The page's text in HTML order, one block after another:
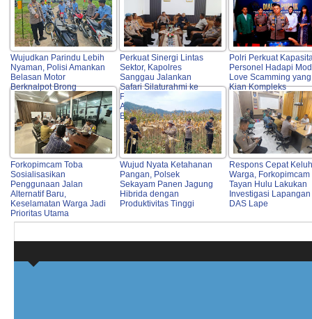
Wujudkan Parindu Lebih
Nyaman, Polisi Amankan
Belasan Motor
Berknalpot Brong
Perkuat Sinergi Lintas
Sektor, Kapolres
Sanggau Jalankan
Safari Silaturahmi ke
Forkopimda, Tokoh
Agama, OPD hingga
Bulog
Polri Perkuat
Personel Hadapi
Love Scamming yang
Kian Kompleks
Forkopimcam Toba
Sosialisasikan
Penggunaan Jalan
Alternatif Baru,
Keselamatan Warga Jadi
Prioritas Utama
Wujud Nyata Ketahanan
Pangan, Polsek
Sekayam Panen Jagung
Hibrida dengan
Produktivitas Tinggi
Respons Cepat
Warga, Forkopimcam
Tayan Hulu Lakukan
Investigasi
DAS Lape